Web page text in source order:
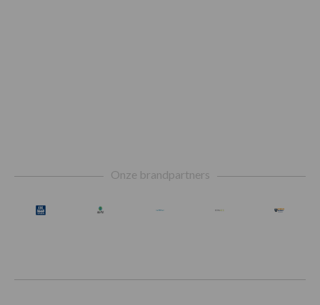
Onze brandpartners